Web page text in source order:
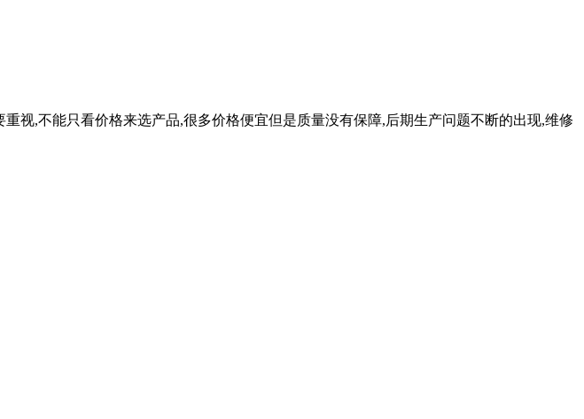
视,不能只看价格来选产品,很多价格便宜但是质量没有保障,后期生产问题不断的出现,维修